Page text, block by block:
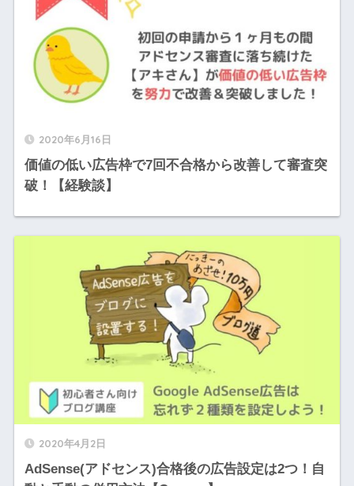
2020年6月16日
価値の低い広告枠で7回不合格から改善して審査突
破！【経験談】
2020年4月2日
AdSense(アドセンス)合格後の広告設定は2つ！自